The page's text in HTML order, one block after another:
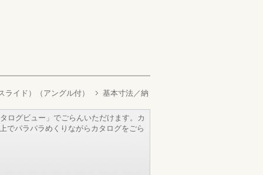
ライド）（アングル付）
基本寸法／納
ログビュー」でごらんいただけます。カ
でパラパラめくりながらカタログをごら